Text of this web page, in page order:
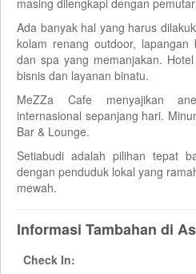
Ada banyak hal yang harus
kolam renang outdoor,
dan spa yang memanjakan.
bisnis dan layanan binatu.
MeZZa Cafe menyajikan
internasional sepanjang hari.
Bar & Lounge.
Setiabudi adalah pilihan tepat
dengan penduduk lokal yang
mewah.
Informasi Tambahan di
Check In: